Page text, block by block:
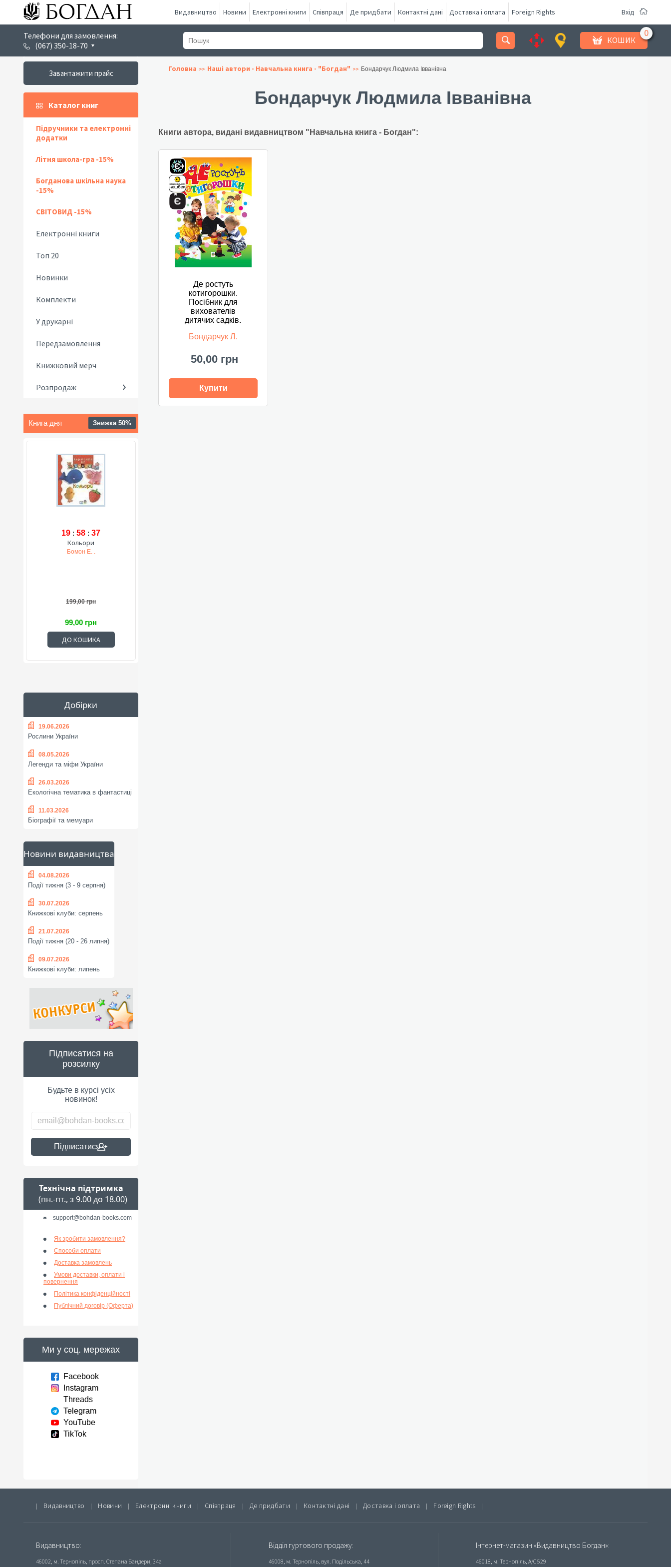
Видавництво Новини Електронні книги Співпраця Де придбати Контактні дані Доставка і оплата Foreign Rights Вхід
Телефони для замовлення:
(067) 350-18-70
КОШИК
Завантажити прайс
Каталог книг
Підручники та електронні
додатки
Літня школа-гра -15%
Богданова шкільна наука
-15%
СВІТОВИД -15%
Електронні книги
Топ 20
Новинки
Комплекти
У друкарні
Передзамовлення
Книжковий мерч
Розпродаж
Книга дня Знижка 50%
19 : 58 : 36
Кольори
Бомон Е. .
199,00 грн
99,00 грн
ДО КОШИКА
Добірки
19.06.2026
Рослини України
08.05.2026
Легенди та міфи України
26.03.2026
Екологічна тематика в фантастиці
11.03.2026
Біографії та мемуари
Новини видавництва
04.08.2026
Події тижня (3 - 9 серпня)
30.07.2026
Книжкові клуби: серпень
21.07.2026
Події тижня (20 - 26 липня)
09.07.2026
Книжкові клуби: липень
Підписатися на
розсилку
Будьте в курсі усіх
новинок!
Підписатися
Технічна підтримка
(пн.-пт., з 9.00 до 18.00)
support@bohdan-books.com
Як зробити замовлення?
Способи оплати
Доставка замовлень
Умови доставки, оплати і
повернення
Політика конфіденційності
Публічний договір (Оферта)
Ми у соц. мережах
Facebook
Instagram
Threads
Telegram
YouTube
TikTok
Головна Наші автори - Навчальна книга - "Богдан" Бондарчук Людмила Івванівна
Бондарчук Людмила Івванівна
Книги автора, видані видавництвом "Навчальна книга - Богдан":
Де ростуть
котигорошки.
Посібник для
вихователів
дитячих садків.
Бондарчук Л.
50,00 грн
Купити
| Видавництво | Новини | Електронні книги | Співпраця | Де придбати | Контактні дані | Доставка і оплата | Foreign Rights |
Видавництво:
46002, м. Тернопіль, просп. Степана Бандери, 34а
Відділ гуртового продажу:
46008, м. Тернопіль, вул. Подільська, 44
Інтернет-магазин «Видавництво Богдан»:
46018, м. Тернопіль, А/С 529